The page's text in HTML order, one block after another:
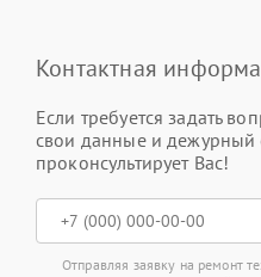
Контактная
Если требуется задать
свои данные и дежурный
проконсультирует Вас!
Отправляя заявку на ремонт